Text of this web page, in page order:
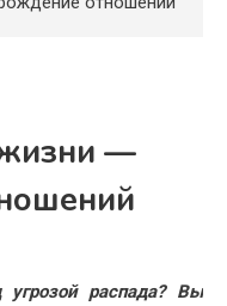
—
распада? Вы